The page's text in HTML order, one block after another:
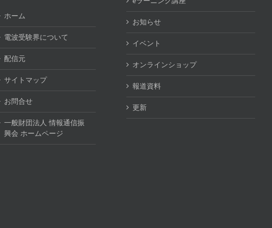
ホーム
電波受験界について
配信元
サイトマップ
お問合せ
一般財団法人 情報通信振
興会 ホームページ
お知らせ
イベント
オンラインショップ
報道資料
更新